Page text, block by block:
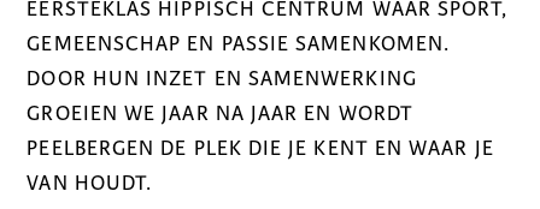
EERSTEKLAS HIPPISCH CENTRUM WAAR SPORT,
GEMEENSCHAP EN PASSIE SAMENKOMEN.
DOOR HUN INZET EN SAMENWERKING
GROEIEN WE JAAR NA JAAR EN WORDT
PEELBERGEN DE PLEK DIE JE KENT EN WAAR JE
VAN HOUDT.